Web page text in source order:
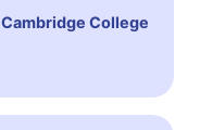
Cambridge College